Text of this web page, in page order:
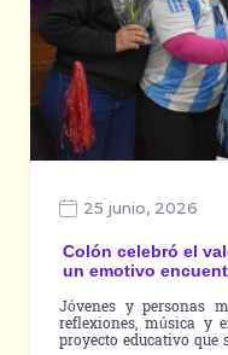
25 junio, 2026
Colón celebró el
un emotivo
Jóvenes y personas
reflexiones, música y
proyecto educativo